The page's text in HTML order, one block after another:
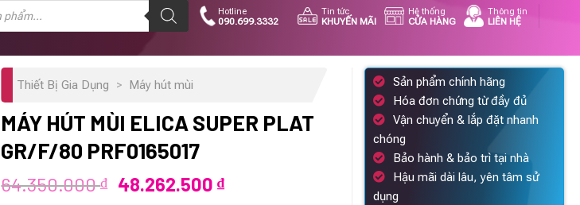
Hotline
090.699.3332
Tin tức
KHUYẾN MÃI
Hệ thống
CỬA HÀNG
Thông tin
LIÊN HỆ
Thiết Bị Gia Dụng > Máy hút mùi
MÁY HÚT MÙI ELICA SUPER PLAT
GR/F/80 PRF0165017
64.350.000₫
Giá
48.262.500 ₫Giá
Sản phẩm chính hãng
Hóa đơn chứng từ đầy đủ
Vận chuyển & lắp đặt nhanh
chóng
Bảo hành & bảo trì tại nhà
Hậu mãi dài lâu, yên tâm sử
dụng